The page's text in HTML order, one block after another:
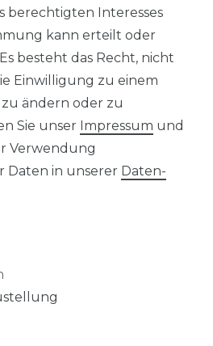
berechtigten Interesses
kann erteilt oder
besteht das Recht, nicht
Einwilligung zu einem
ändern oder zu
Sie unser Impressum und
Verwendung
Daten in unserer Daten­